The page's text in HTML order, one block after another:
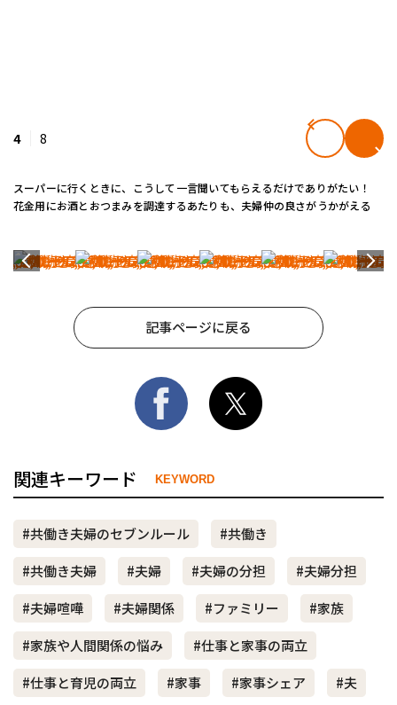
4 8
スーパーに行くときに、こうして一言聞いてもらえるだけでありがたい！
花金用にお酒とおつまみを調達するあたりも、夫婦仲の良さがうかがえる
記事ページに戻る
関連キーワード KEYWORD
#共働き夫婦のセブンルール
#共働き
#共働き夫婦
#夫婦 #夫婦の分担
#夫婦分担
#夫婦喧嘩
#夫婦関係 #ファミリー
#家族
#家族や人間関係の悩み
#仕事と家事の両立
#仕事と育児の両立
#家事 #家事シェア
#夫